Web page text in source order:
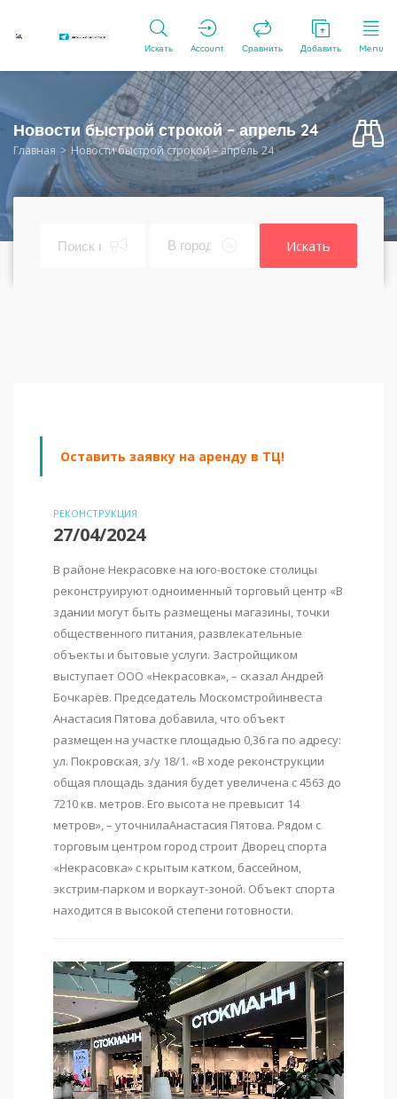
Искать Account Сравнить Добавить Menu
Новости быстрой строкой – апрель 24
Главная Новости быстрой строкой – апрель 24
Искать
Оставить заявку на аренду в ТЦ!
РЕКОНСТРУКЦИЯ
27/04/2024
В районе Некрасовке на юго-востоке столицы
реконструируют одноименный торговый центр «В
здании могут быть размещены магазины, точки
общественного питания, развлекательные
объекты и бытовые услуги. Застройщиком
выступает ООО «Некрасовка», – сказал Андрей
Бочкарёв. Председатель Москомстройинвеста
Анастасия Пятова добавила, что объект
размещен на участке площадью 0,36 га по адресу:
ул. Покровская, з/у 18/1. «В ходе реконструкции
общая площадь здания будет увеличена с 4563 до
7210 кв. метров. Его высота не превысит 14
метров», – уточнилаАнастасия Пятова. Рядом с
торговым центром город строит Дворец спорта
«Некрасовка» с крытым катком, бассейном,
экстрим-парком и воркаут-зоной. Объект спорта
находится в высокой степени готовности.